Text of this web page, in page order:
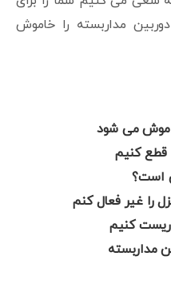
مداربسته را خاموش
می شود
قطع کنیم
است؟
را غیر فعال کنم
ریست کنیم
مداربسته